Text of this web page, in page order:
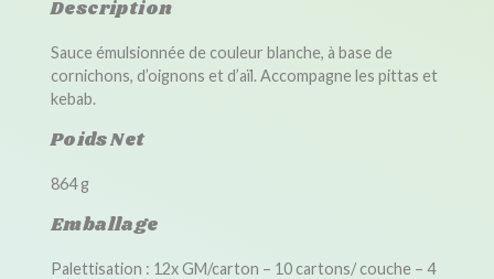
Description
Sauce émulsionnée de couleur blanche, à base de
cornichons, d’oignons et d’aïl. Accompagne les pittas et
kebab.
Poids Net
864 g
Emballage
Palettisation : 12x GM/carton – 10 cartons/ couche – 4